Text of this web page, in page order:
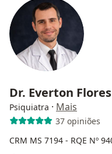
Dr. Everton Flores
Psiquiatra · Mais
37 opiniões
CRM MS 7194 - RQE Nº